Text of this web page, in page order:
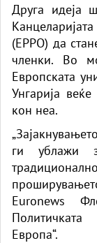
Друга идеја
(EPPO) да
членки. Во
Европската
Унгарија
кон неа.
ги ублажи
Euronews
Европа“.